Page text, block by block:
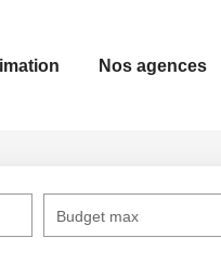
Nos agences
Budget max